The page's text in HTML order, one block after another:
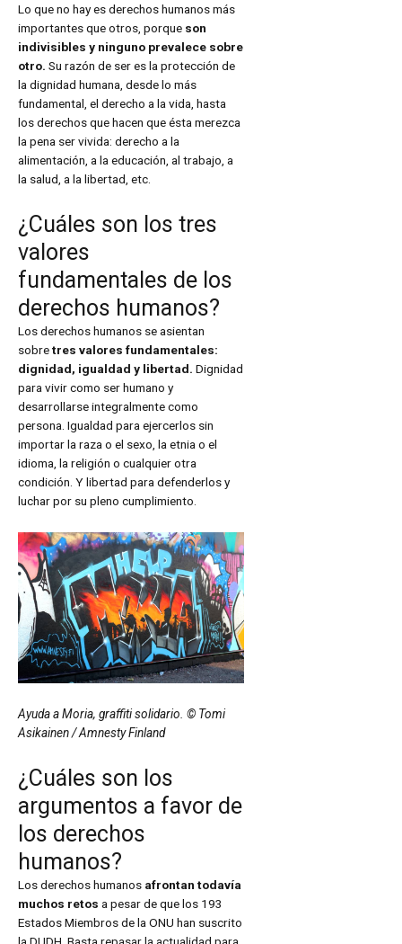
Lo que no hay es derechos humanos más
importantes que otros, porque son
indivisibles y ninguno prevalece sobre
otro. Su razón de ser es la protección de
la dignidad humana, desde lo más
fundamental, el derecho a la vida, hasta
los derechos que hacen que ésta merezca
la pena ser vivida: derecho a la
alimentación, a la educación, al trabajo, a
la salud, a la libertad, etc.
¿Cuáles son los tres
valores
fundamentales de los
derechos humanos?
Los derechos humanos se asientan
sobretres valores fundamentales:
dignidad, igualdad y libertad. Dignidad
para vivir como ser humano y
desarrollarse integralmente como
persona. Igualdad para ejercerlos sin
importar la raza o el sexo, la etnia o el
idioma, la religión o cualquier otra
condición. Y libertad para defenderlos y
luchar por su pleno cumplimiento.
Ayuda a Moria, graffiti solidario. © Tomi
Asikainen / Amnesty Finland
¿Cuáles son los
argumentos a favor de
los derechos
humanos?
Los derechos humanos afrontan todavía
muchos retos a pesar de que los 193
Estados Miembros de la ONU han suscrito
la DUDH. Basta repasar la actualidad para